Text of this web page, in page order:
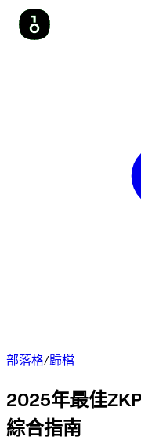
部落格/歸檔
2025年最佳
綜合指南